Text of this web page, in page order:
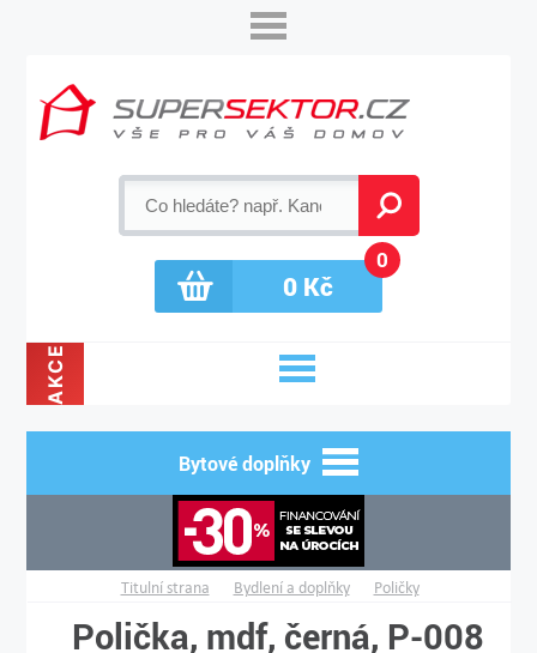
0Kč
0
AKCE
Bytové doplňky
Titulní strana Bydlení a doplňky Poličky
Polička, mdf, černá, P-008